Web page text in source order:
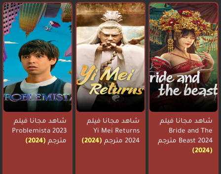
شاهد مجانا فيلم
Bride and The
Beast 2024 مترجم
(2024)
شاهد مجانا فيلم
Yi Mei Returns
2024 مترجم
(2024)
شاهد مجانا فيلم
Problemista 2023
مترجم (2024)